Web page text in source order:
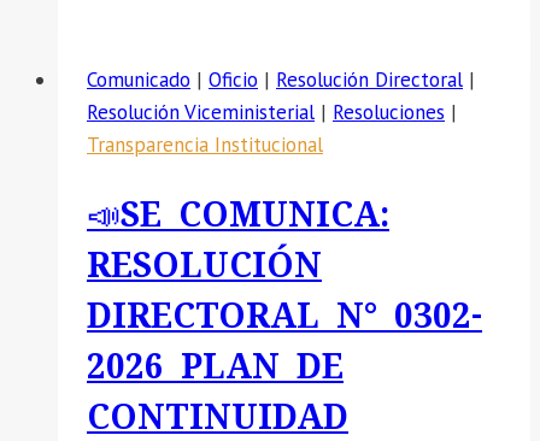
DIRECTORAL
N.
°
DIRECTIVA
APROBADA
QUE
REGULA
EL
PROCEDIMIENTO
Comunicado | Oficio | Resolución Directoral |
Resolución Viceministerial | Resoluciones |
Transparencia Institucional
📣SE COMUNICA:
RESOLUCIÓN
DIRECTORAL N° 0302-
2026 PLAN DE
CONTINUIDAD